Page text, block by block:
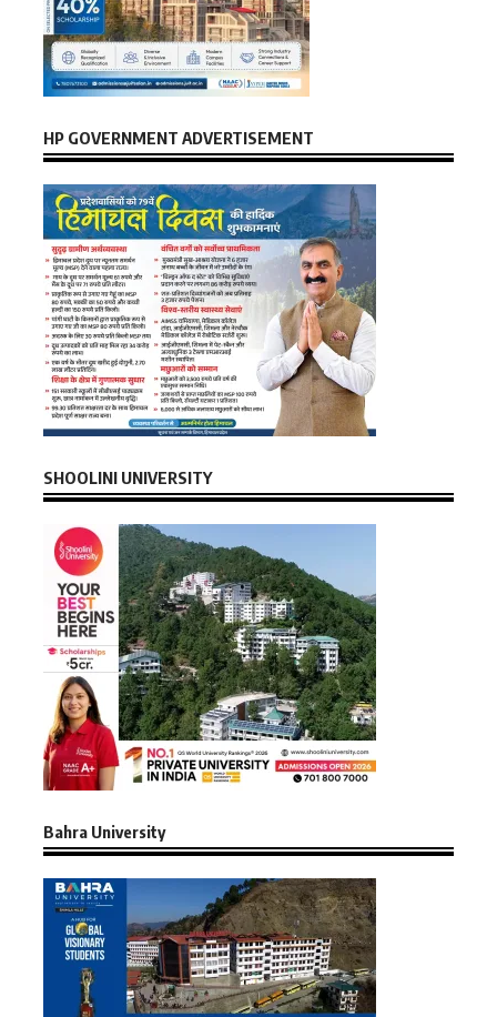
HP GOVERNMENT ADVERTISEMENT
SHOOLINI UNIVERSITY
Bahra University